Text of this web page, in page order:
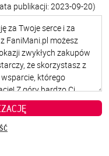
publikacji: 2023-09-20)